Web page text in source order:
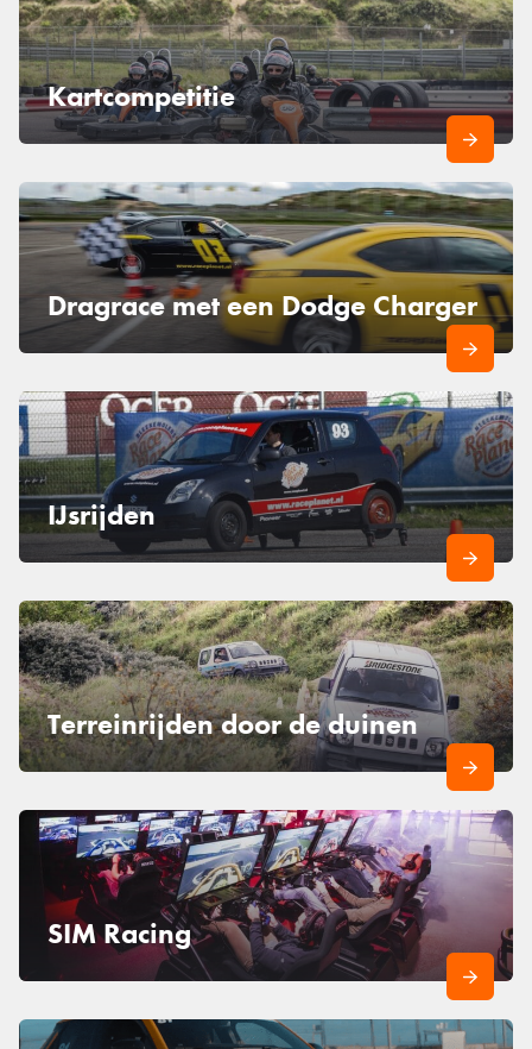
Kartcompetitie
Dragrace met een Dodge Charger
IJsrijden
Terreinrijden door de duinen
SIM Racing